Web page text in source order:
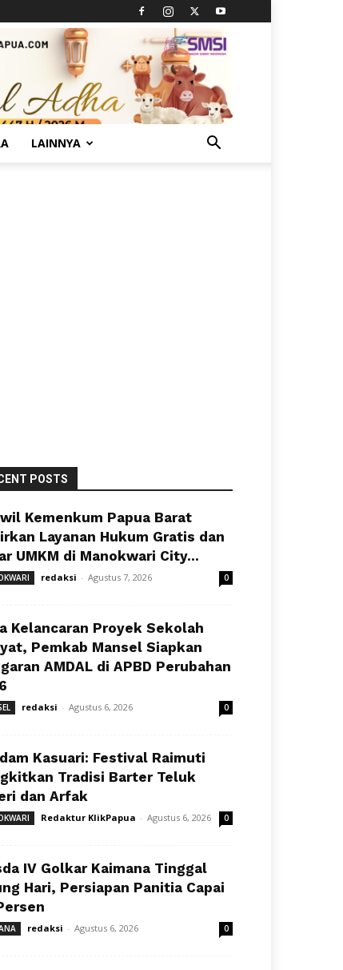
LAINNYA
POSTS
Kemenkum Papua Barat
Layanan Hukum Gratis dan
UMKM di Manokwari City...
redaksi - Agustus 7, 2026 0
Kelancaran Proyek Sekolah
Pemkab Mansel Siapkan
AMDAL di APBD Perubahan
redaksi - Agustus 6, 2026 0
Kasuari: Festival Raimuti
Tradisi Barter Teluk
dan Arfak
Redaktur KlikPapua - Agustus 6, 2026 0
IV Golkar Kaimana Tinggal
Hari, Persiapan Panitia Capai
redaksi - Agustus 6, 2026 0